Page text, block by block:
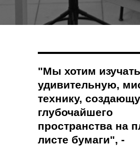
"Мы хотим
удивительную,
технику,
глубочайшего
пространства на
листе бумаги", -